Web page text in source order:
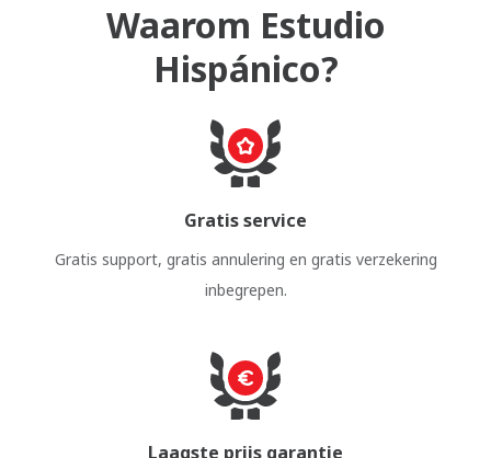
Waarom Estudio
Hispánico?
Gratis service
Gratis support, gratis annulering en gratis verzekering
inbegrepen.
Laagste prijs garantie